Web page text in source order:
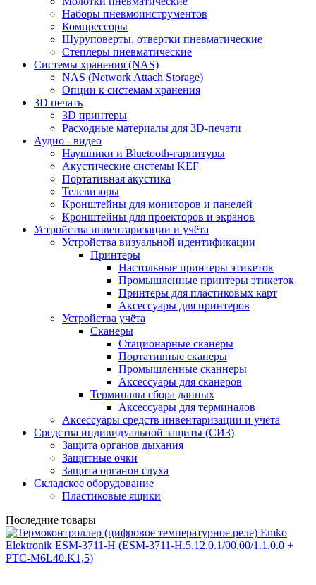
Наборы пневмоинструментов
Компрессоры
Шуруповерты, отвертки пневматические
Степлеры пневматические
Cистемы хранения (NAS)
NAS (Network Attach Storage)
Опции к системам хранения
3D печать
3D принтеры
Расходные материалы для 3D-печати
Аудио - видео
Наушники и Bluetooth-гарнитуры
Акустические системы KEF
Портативная акустика
Телевизоры
Кронштейны для мониторов и панелей
Кронштейны для проекторов и экранов
Устройства инвентаризации и учёта
Устройства визуальной идентификации
Принтеры
Настольные принтеры этикеток
Промышленные принтеры этикеток
Принтеры для пластиковых карт
Аксессуары для принтеров
Устройства учёта
Сканеры
Стационарные сканеры
Портативные сканеры
Промышленные сканнеры
Аксессуары для сканеров
Терминалы сбора данных
Аксессуары для терминалов
Аксессуары средств инвентаризации и учёта
Средства индивидуальной защиты (СИЗ)
Защита органов дыхания
Защитные очки
Защита органов слуха
Складское оборудование
Пластиковые ящики
Последние товары